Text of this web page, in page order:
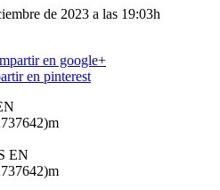
de 2023 a las 19:03h